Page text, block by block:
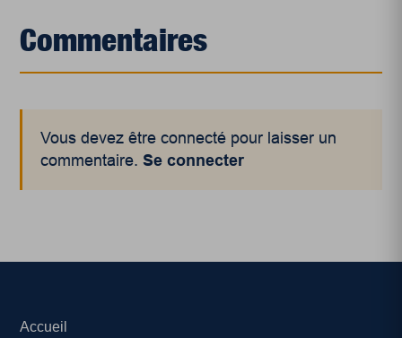
Commentaires
Vous devez être connecté pour laisser un
commentaire.Se connecter
Accueil